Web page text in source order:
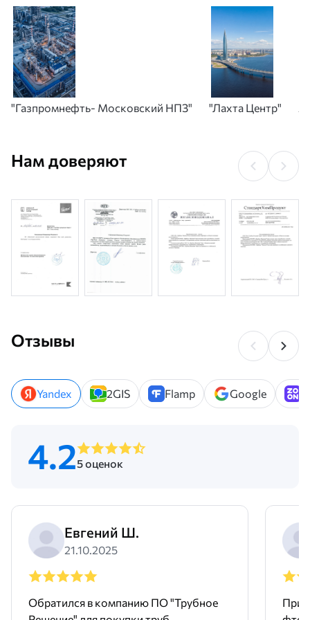
"Газпромнефть- Московский НПЗ" "Лахта Центр"
Нам доверяют
Отзывы
Yandex 2GIS Flamp Google
4.25 оценок
Евгений Ш.
21.10.2025
Обратился в компанию ПО "Трубное